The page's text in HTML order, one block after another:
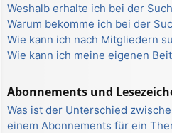
Weshalb erhalte ich bei der
Warum bekomme ich bei der
Wie kann ich nach Mitgliedern
Wie kann ich meine eigenen
Abonnements und
Was ist der Unterschied
einem Abonnements für ein